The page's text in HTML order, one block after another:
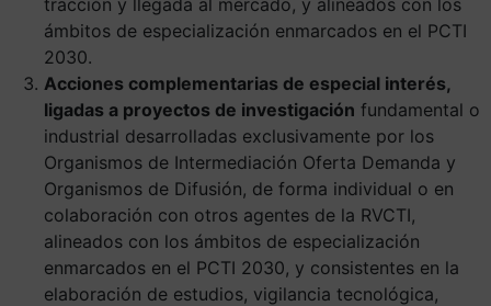
ámbitos de especialización enmarcados en el PCTI
2030.
Acciones complementarias de especial interés,
ligadas a proyectos de investigación fundamental o
industrial desarrolladas exclusivamente por los
Organismos de Intermediación Oferta Demanda y
Organismos de Difusión, de forma individual o en
colaboración con otros agentes de la RVCTI,
alineados con los ámbitos de especialización
enmarcados en el PCTI 2030, y consistentes en la
elaboración de estudios, vigilancia tecnológica,